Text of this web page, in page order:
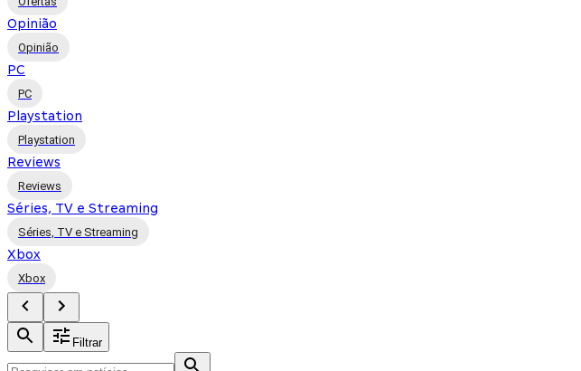
Opinião
Opinião
PC
PC
Playstation
Playstation
Reviews
Reviews
Séries, TV e Streaming
Séries, TV e Streaming
Xbox
Xbox
Filtrar